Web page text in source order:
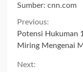
Sumber: cnn.com
Continue
Reading
Previous:
Potensi Hukuman
Miring Mengenai
Next: